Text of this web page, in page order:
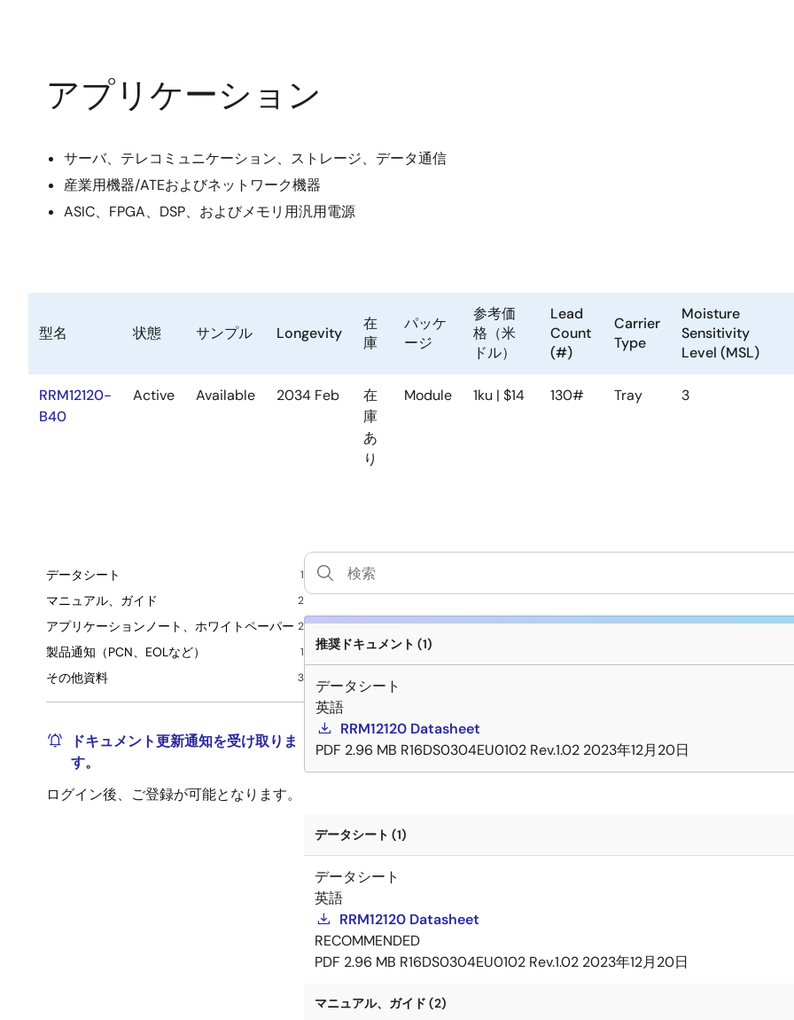
アプリケーション
サーバ、テレコミュニケーション、ストレージ、データ通信
産業用機器/ATEおよびネットワーク機器
ASIC、FPGA、DSP、およびメモリ用汎用電源
型名 状態 サンプル Longevity
在
庫
パッケ
ージ
参考価
格（米
ドル）
Lead
Count
(#)
Carrier
Type
Moisture
Sensitivity
Level (MSL)
RRM12120-
B40
Active Available 2034 Feb
在
庫
あ
り
Module 1ku | $14 130# Tray 3
データシート 1
マニュアル、ガイド 2
アプリケーションノート、ホワイトペーパー 2
製品通知（PCN、EOLなど） 1
その他資料 3
ドキュメント更新通知を受け取りま
す。
ログイン後、ご登録が可能となります。
推奨ドキュメント (1)
データシート
英語
RRM12120 Datasheet
PDF 2.96 MB R16DS0304EU0102 Rev.1.02 2023年12月20日
データシート (1)
データシート
英語
RRM12120 Datasheet
RECOMMENDED
PDF 2.96 MB R16DS0304EU0102 Rev.1.02 2023年12月20日
マニュアル、ガイド (2)